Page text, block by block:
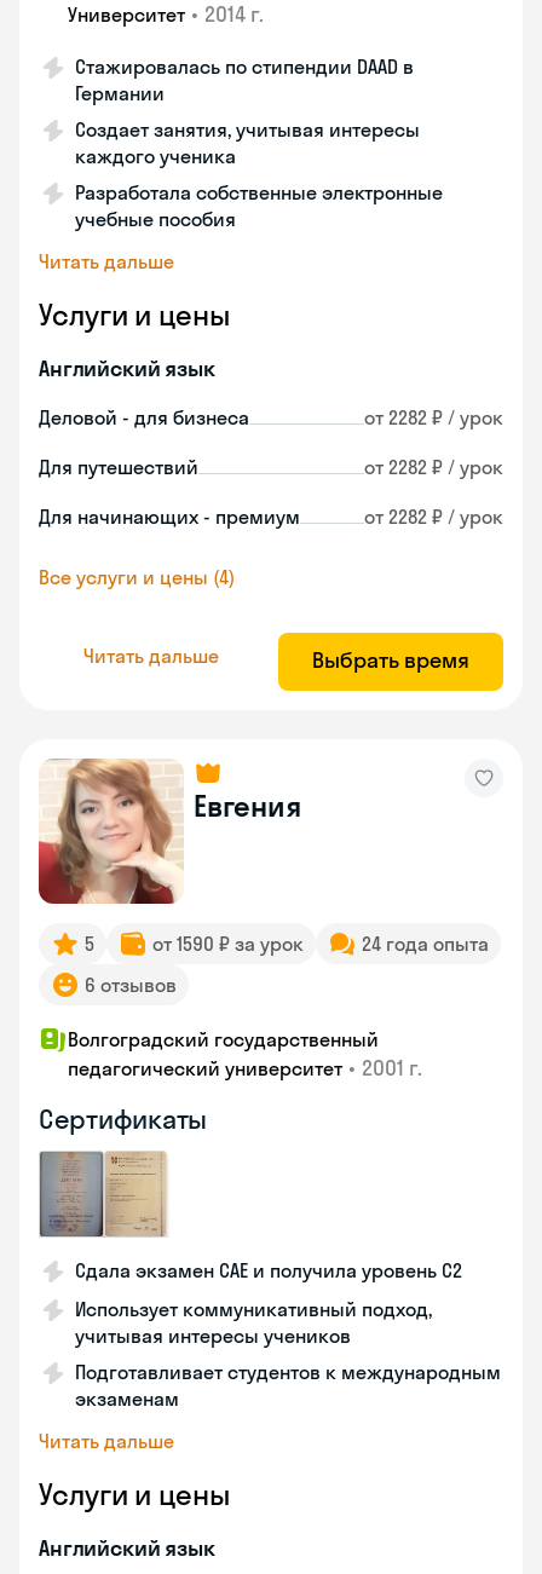
Университет • 2014 г.
Стажировалась по стипендии DAAD в
Германии
Создает занятия, учитывая интересы
каждого ученика
Разработала собственные электронные
учебные пособия
Читать дальше
Услуги и цены
Английский язык
Деловой - для бизнеса от 2282 ₽ / урок
Для путешествий от 2282 ₽ / урок
Для начинающих - премиум от 2282 ₽ / урок
Все услуги и цены (4)
Читать дальше Выбрать время
Евгения
5 от 1590 ₽ за урок
24 года опыта
6 отзывов
Волгоградский государственный
педагогический университет • 2001 г.
Сертификаты
Сдала экзамен CAE и получила уровень С2
Использует коммуникативный подход,
учитывая интересы учеников
Подготавливает студентов к международным
экзаменам
Читать дальше
Услуги и цены
Английский язык